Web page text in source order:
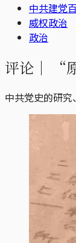
中共建党
威权政治
政治
评论｜ “
中共党史的研